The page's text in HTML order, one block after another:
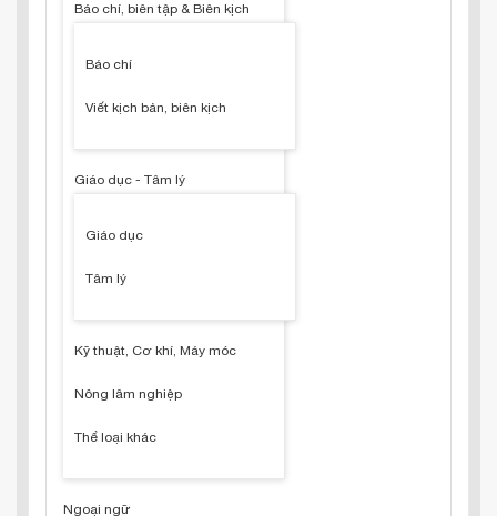
Báo chí, biên tập & Biên kịch
Báo chí
Viết kịch bản, biên kịch
Giáo dục - Tâm lý
Giáo dục
Tâm lý
Kỹ thuật, Cơ khí, Máy móc
Nông lâm nghiệp
Thể loại khác
Ngoại ngữ